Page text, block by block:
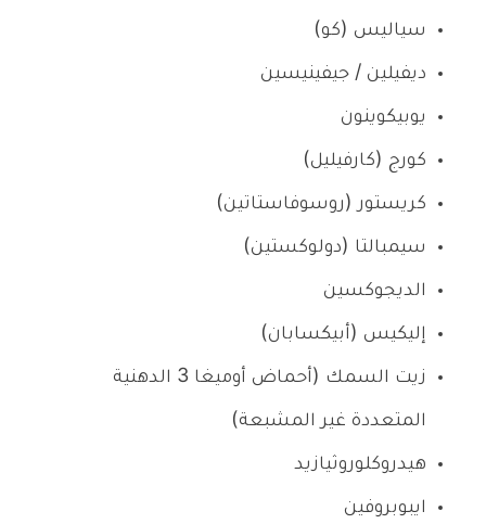
سياليس (كو)
ديفيلين / جيفينيسين
يوبيكوينون
كورج (كارفيليل)
كريستور (روسوفاستاتين)
سيمبالتا (دولوكستين)
الديجوكسين
إليكيس (أبيكسابان)
زيت السمك (أحماض أوميغا 3 الدهنية
المتعددة غير المشبعة)
هيدروكلوروثيازيد
ايبوبروفين